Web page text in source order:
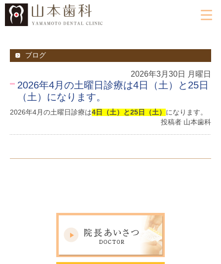
ブログ
2026年3月30日 月曜日
2026年4月の土曜日診療は4日（土）と25日
（土）になります。
2026年4月の土曜日診療は4日（土）と25日（土） になります。
投稿者 山本歯科